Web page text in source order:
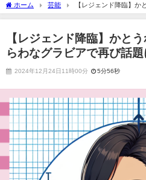
ホーム 芸能
【レジェンド降臨】か
アで再び話題に「永遠の憧れ」
【レジェンド降臨】かと
らわなグラビアで再び話題
2024年12月24日11時00分 5分56秒